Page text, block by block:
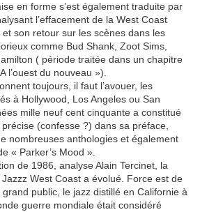
en forme s’est également traduite par
l’effacement de la West Coast
son retour sur les scènes dans les
comme Bud Shank, Zoot Sims,
( période traitée dans un chapitre
l’ouest du nouveau »).
toujours, il faut l’avouer, les
à Hollywood, Los Angeles ou San
mille neuf cent cinquante a constitué
(confesse ?) dans sa préface,
nombreuses anthologies et également
« Parker’s Mood ».
de 1986, analyse Alain Tercinet, la
Jazzz West Coast a évolué. Force est de
public, le jazz distillé en Californie à
guerre mondiale était considéré